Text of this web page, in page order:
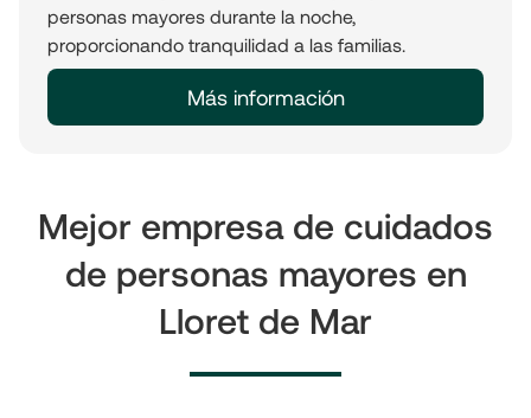
personas mayores durante la noche,
proporcionando tranquilidad a las familias.
Más información
Mejor empresa de cuidados
de personas mayores en
Lloret de Mar